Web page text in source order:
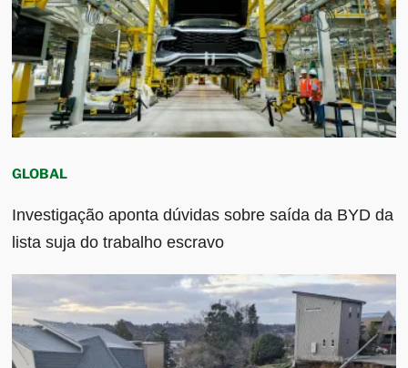
GLOBAL
Investigação aponta dúvidas sobre saída da BYD da
lista suja do trabalho escravo